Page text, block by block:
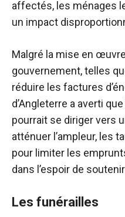
affectés, les ménages
un impact
Malgré la mise en
gouvernement, telles
réduire les factures
d’Angleterre a averti
pourrait se diriger vers
atténuer l’ampleur, les
pour limiter les
dans l’espoir de
Les funérailles